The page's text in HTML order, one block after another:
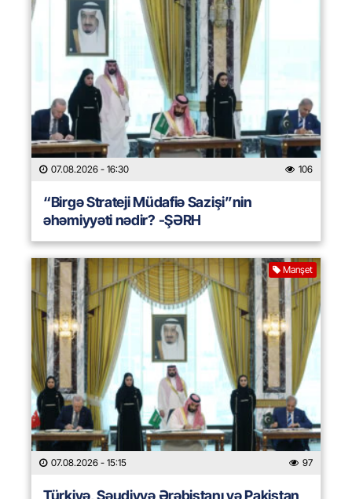
07.08.2026 - 16:30 106
“Birgə Strateji Müdafiə Sazişi”nin
əhəmiyyəti nədir? -ŞƏRH
Manşet
07.08.2026 - 15:15 97
Türkiyə, Səudiyyə Ərəbistanı və Pakistan